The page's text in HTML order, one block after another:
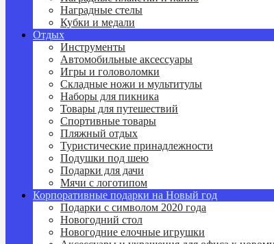
Наградные стелы
Кубки и медали
Отдых
Инструменты
Автомобильные аксессуары
Игры и головоломки
Складные ножи и мультитулы
Наборы для пикника
Товары для путешествий
Спортивные товары
Пляжный отдых
Туристические принадлежности
Подушки под шею
Подарки для дачи
Мячи с логотипом
Корпоративные подарки на Новый год
Подарки с символом 2020 года
Новогодний стол
Новогодние елочные игрушки